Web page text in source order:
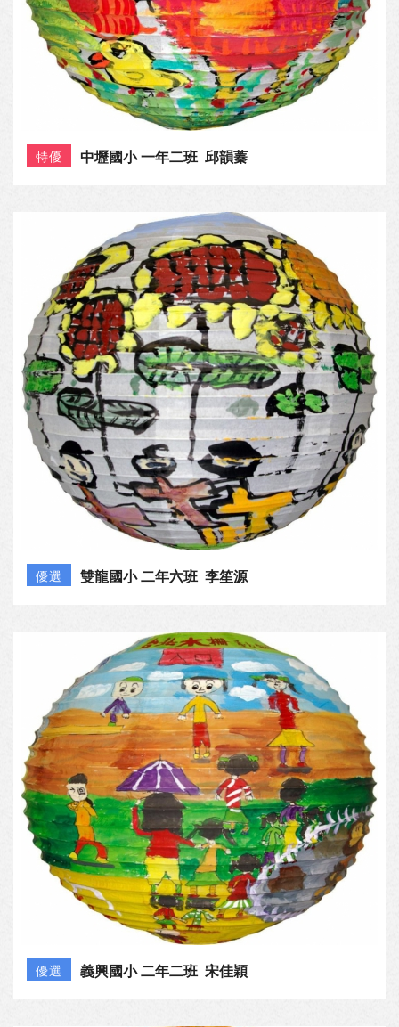
特優 中壢國小 一年二班 邱韻蓁
優選 雙龍國小 二年六班 李笙源
優選 義興國小 二年二班 宋佳穎